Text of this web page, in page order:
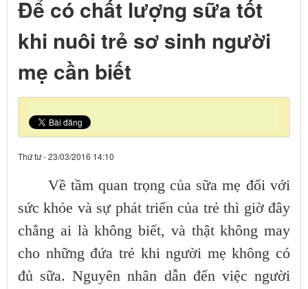
Để có chất lượng sữa tốt
khi nuôi trẻ sơ sinh người
mẹ cần biết
Thứ tư - 23/03/2016 14:10
Về tầm quan trọng của sữa mẹ đối với
sức khỏe và sự phát triển của trẻ thì giờ đây
chẳng ai là không biết, và thật không may
cho những đứa trẻ khi người mẹ không có
đủ sữa. Nguyên nhân dẫn đến việc người